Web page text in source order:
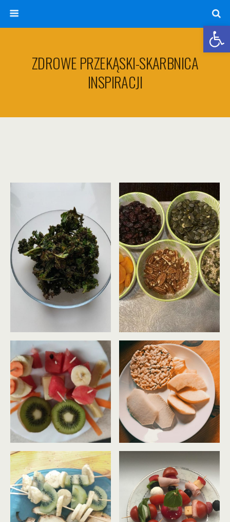
ZDROWE PRZEKĄSKI-SKARBNICA
INSPIRACJI